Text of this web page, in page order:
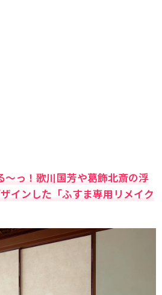
〜っ！歌川国芳や葛飾北斎の浮
インした「ふすま専用リメイク